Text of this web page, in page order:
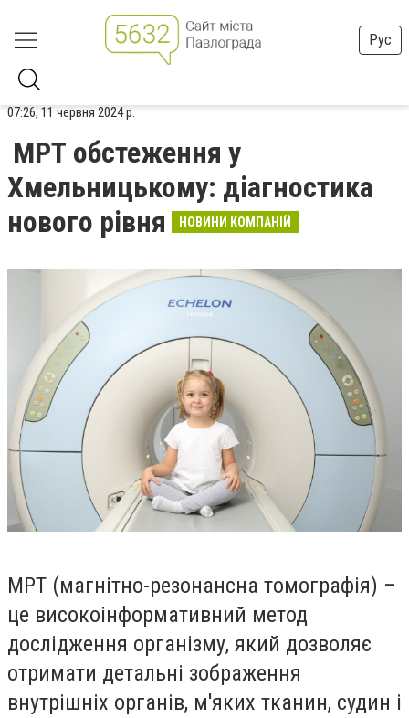
Рус
07:26, 11 червня 2024 р.
МРТ обстеження у
Хмельницькому: діагностика
нового рівня
НОВИНИ КОМПАНІЙ
МРТ (магнітно-резонансна томографія) –
це високоінформативний метод
дослідження організму, який дозволяє
отримати детальні зображення
внутрішніх органів, м'яких тканин, судин і